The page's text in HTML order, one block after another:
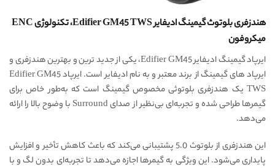
هندزفری بلوتوث گیمینگ ادیفایر Edifier GM45 TWS، تکنولوژی ENC
میکروفون
ایرپاد گیمینگ ادیفایر Edifier GM45، یکی از جدید ترین و بهترین هندزفری و
ایرپاد های گیمینگ از برند معتبر و به نام ادیفایر است. ایرپاد Edifier GM45
TWS یک هندزفری بلوتوثی مخصوص گیمینگ است که به‌طور خاص برای
گیمرها طراحی شده و تجربه‌ای بی‌نظیر از صدای Surround با وضوح بالا را ارائه
می‌دهد.
این هندزفری از بلوتوث 5.0 پشتیبانی می‌کند که باعث کاهش تأخیر و افزایش
پایداری می‌شود. این ویژگی به گیمرها اجازه می‌دهد تا تجربه‌ای بدون لگ و با